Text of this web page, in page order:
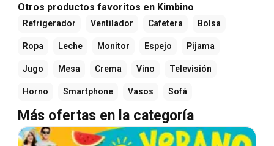
Otros productos favoritos en Kimbino
Refrigerador Ventilador Cafetera Bolsa
Ropa Leche Monitor Espejo Pijama
Jugo Mesa Crema Vino Televisión
Horno Smartphone Vasos Sofá
Más ofertas en la categoría